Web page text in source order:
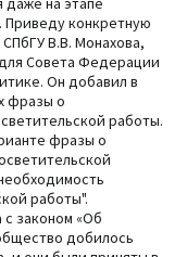
Приведу конкретную
В.В. Монахова,
Совета Федерации
Он добавил в
фразы о
работы.
фразы о
работы".
с законом «Об
добилось